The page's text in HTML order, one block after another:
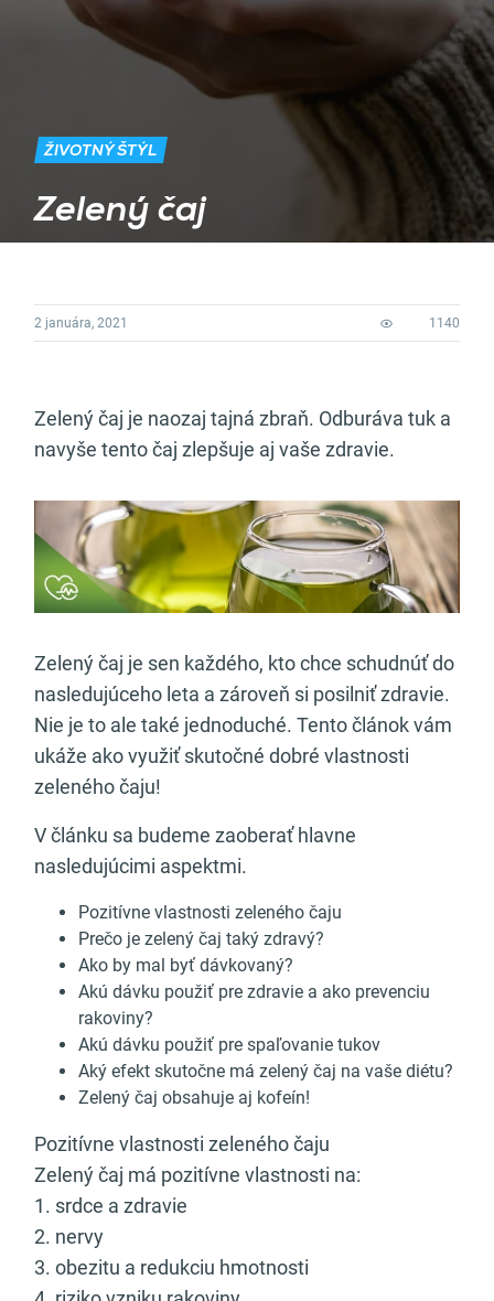
ŽIVOTNÝ ŠTÝL
Zelený čaj
2 januára, 2021 1140
Zelený čaj je naozaj tajná zbraň. Odburáva tuk a
navyše tento čaj zlepšuje aj vaše zdravie.
Zelený čaj je sen každého, kto chce schudnúť do
nasledujúceho leta a zároveň si posilniť zdravie.
Nie je to ale také jednoduché. Tento článok vám
ukáže ako využiť skutočné dobré vlastnosti
zeleného čaju!
V článku sa budeme zaoberať hlavne
nasledujúcimi aspektmi.
Pozitívne vlastnosti zeleného čaju
Prečo je zelený čaj taký zdravý?
Ako by mal byť dávkovaný?
Akú dávku použiť pre zdravie a ako prevenciu
rakoviny?
Akú dávku použiť pre spaľovanie tukov
Aký efekt skutočne má zelený čaj na vaše diétu?
Zelený čaj obsahuje aj kofeín!
Pozitívne vlastnosti zeleného čaju
Zelený čaj má pozitívne vlastnosti na:
1. srdce a zdravie
2. nervy
3. obezitu a redukciu hmotnosti